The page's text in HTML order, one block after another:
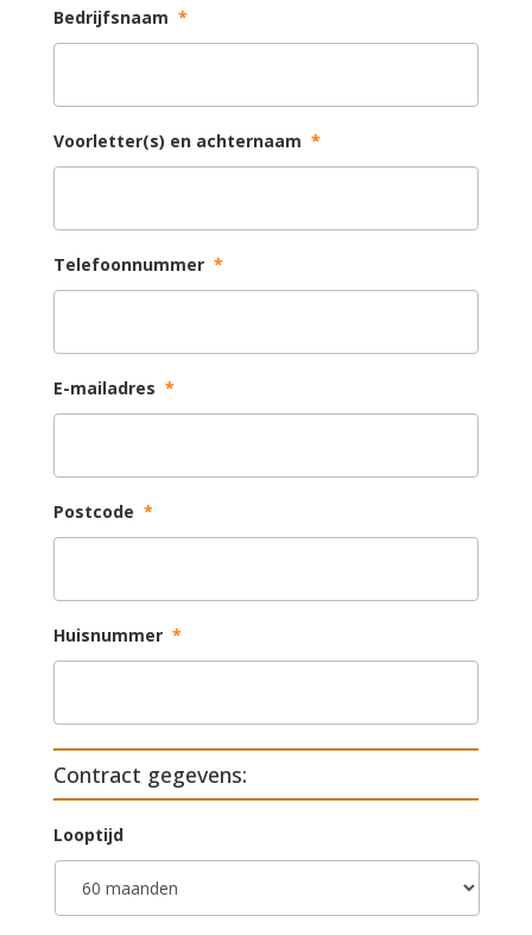
Bedrijfsnaam *
Voorletter(s) en achternaam *
Telefoonnummer *
E-mailadres *
Postcode *
Huisnummer *
Contract gegevens:
Looptijd